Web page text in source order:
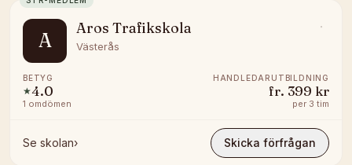
A
Aros Trafikskola
Västerås
BETYG
★4.0
1 omdömen
HANDLEDARUTBILDNING
fr. 399 kr
per 3 tim
Se skolan› Skicka förfrågan